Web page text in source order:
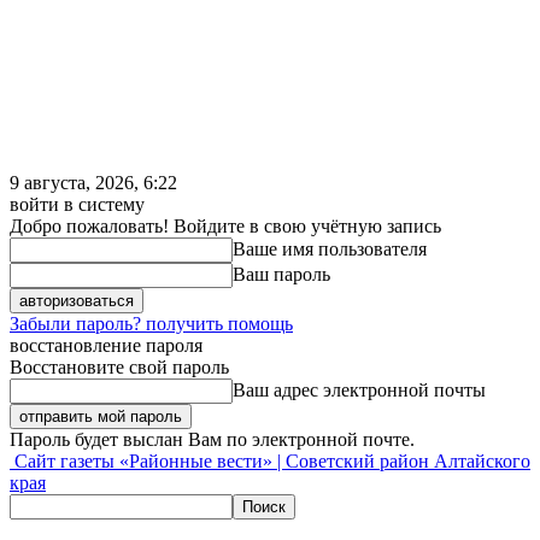
9 августа, 2026, 6:22
войти в систему
Добро пожаловать! Войдите в свою учётную запись
Ваше имя пользователя
Ваш пароль
Забыли пароль? получить помощь
восстановление пароля
Восстановите свой пароль
Ваш адрес электронной почты
Пароль будет выслан Вам по электронной почте.
Сайт газеты «Районные вести» | Советский район Алтайского
края